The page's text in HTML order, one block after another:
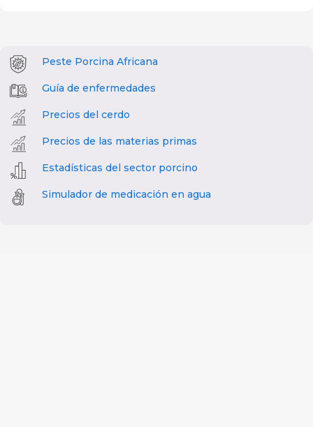
Peste Porcina Africana
Guía de enfermedades
Precios del cerdo
Precios de las materias primas
Estadísticas del sector porcino
Simulador de medicación en agua